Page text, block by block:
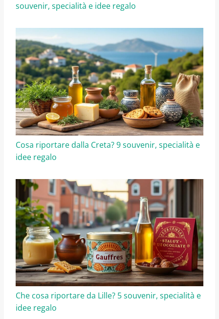
souvenir, specialità e idee regalo
Cosa riportare dalla Creta? 9 souvenir, specialità e
idee regalo
Che cosa riportare da Lille? 5 souvenir, specialità e
idee regalo